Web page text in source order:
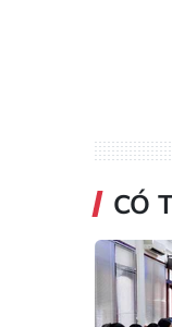
CÓ